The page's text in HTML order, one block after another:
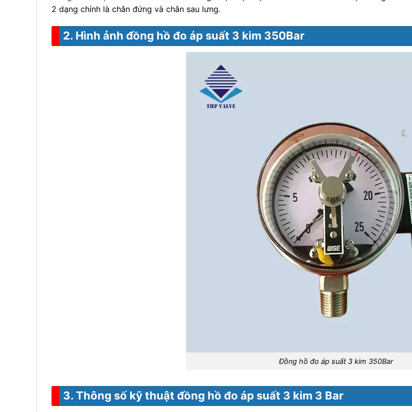
2 dạng chính là chân đứng và chân sau lưng.
2. Hình ảnh đồng hồ đo áp suất 3 kim 350Bar
Đồng hồ đo áp suất 3 kim 350Bar
3. Thông số kỹ thuật đồng hồ đo áp suất 3 kim 3 Bar